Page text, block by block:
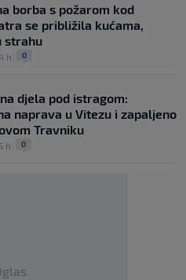
borba s požarom kod
se približila kućama,
strahu
h 0
djela pod istragom:
naprava u Vitezu i zapaljeno
Travniku
h 0